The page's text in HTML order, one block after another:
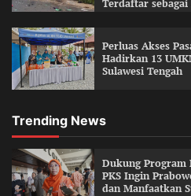
Terdaftar
Perluas Akses
Hadirkan 13
Sulawesi Tengah
Trending News
Dukung Program
PKS Ingin
dan Manfaatkan